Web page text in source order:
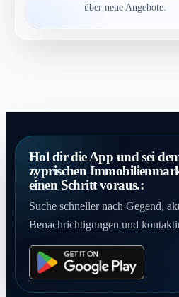
über neue Angebote.
Hol dir die App und sei
zyprischen
einen Schritt voraus.:
Suche schneller nach Gegend,
Benachrichtigungen und